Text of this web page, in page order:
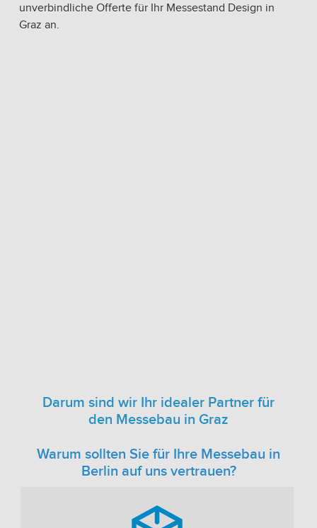
unverbindliche Offerte für Ihr Messestand Design in
Graz an.
Darum sind wir Ihr idealer Partner für
den Messebau in Graz
Warum sollten Sie für Ihre Messebau in
Berlin auf uns vertrauen?